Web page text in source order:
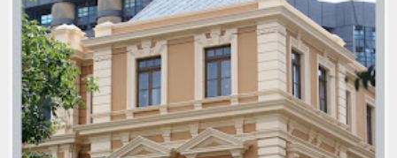
MUSEU HISTÓRICO ABÍLIO BARRETO
.PATRIMÔNIO,1800-1890,ARQ: JOSÉ CANDIDO DA
SILVEIRA, ARQUITETURA RURAL
FOTOS: FLÁVIA
GAMALLO
FOTOS: MARCELO PALHARES
LOCAL:
CIDADE JARDIM,USO: MUSEU